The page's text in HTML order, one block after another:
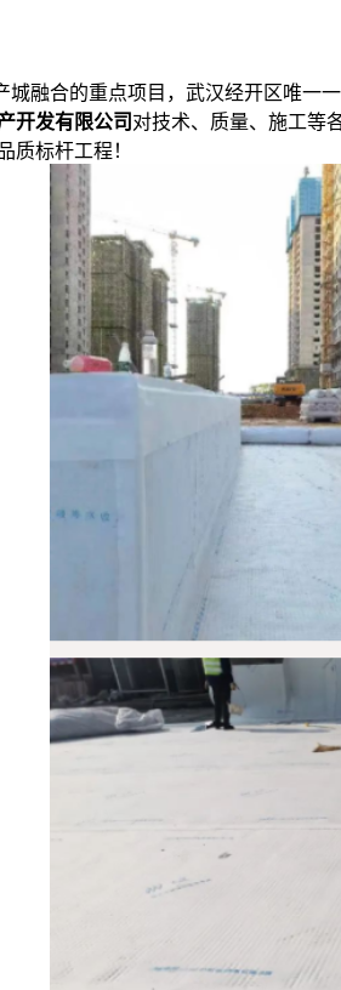
合的重点项目，武汉经开区唯一
开发有限公司 对技术、质量、施工等
质标杆工程！